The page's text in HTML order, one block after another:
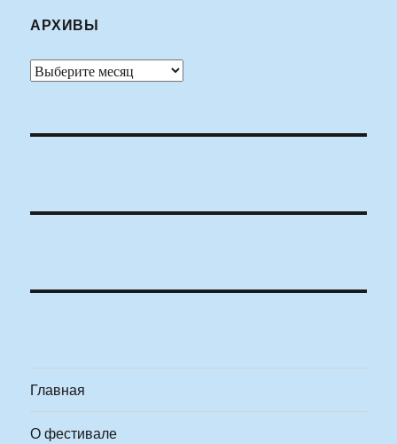
АРХИВЫ
Архивы
Главная
О фестивале